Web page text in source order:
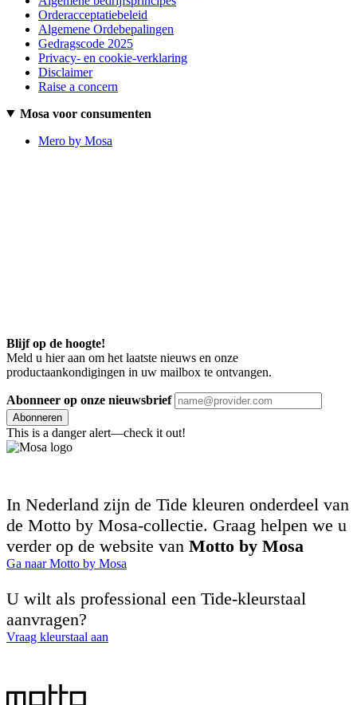
Orderacceptatiebeleid
Algemene Ordebepalingen
Gedragscode 2025
Privacy- en cookie-verklaring
Disclaimer
Raise a concern
Mosa voor consumenten
Mero by Mosa
Blijf op de hoogte!
Meld u hier aan om het laatste nieuws en onze
productaankondigingen in uw mailbox te ontvangen.
Abonneer op onze nieuwsbrief
Abonneren
This is a danger alert—check it out!
In Nederland zijn de Tide kleuren onderdeel van
de Motto by Mosa-collectie. Graag helpen we u
verder op de website van Motto by Mosa
Ga naar Motto by Mosa
U wilt als professional een Tide-kleurstaal
aanvragen?
Vraag kleurstaal aan